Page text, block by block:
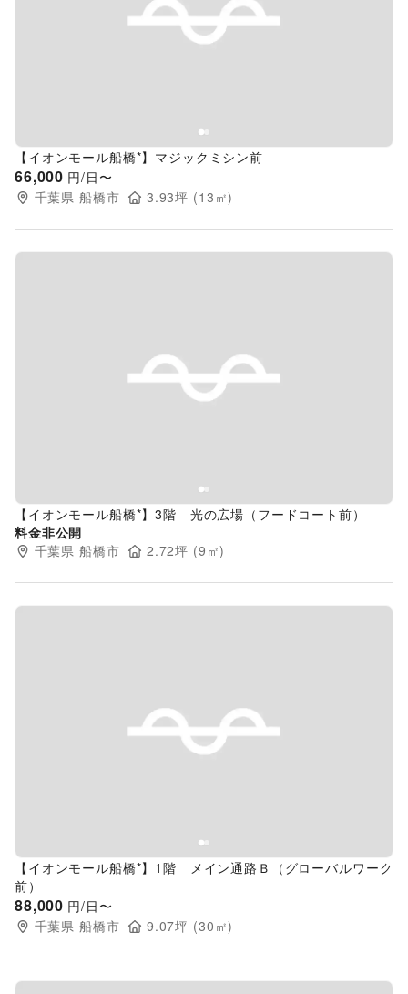
Previous slide
【イオンモール船橋*】マジックミシン前
66,000 円/日〜
千葉県 船橋市 3.93坪 (13 ㎡)
Previous slide
【イオンモール船橋*】3階 光の広場（フードコート前）
料金非公開
千葉県 船橋市 2.72坪 (9 ㎡)
Previous slide
【イオンモール船橋*】1階 メイン通路Ｂ（グローバルワーク
前）
88,000 円/日〜
千葉県 船橋市 9.07坪 (30 ㎡)